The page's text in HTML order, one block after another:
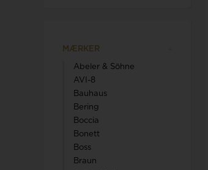
Royal london ure
Sector
Seits
Skagen
MÆRKER
Abeler & Söhne
AVI-8
Bauhaus
Bering
Boccia
Bonett
Boss
Braun